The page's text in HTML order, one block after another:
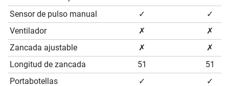
Sensor de pulso manual
✓
✓
Ventilador
✗
✗
Zancada ajustable
✗
✗
Longitud de zancada
51
51
Portabotellas
✓ ✓